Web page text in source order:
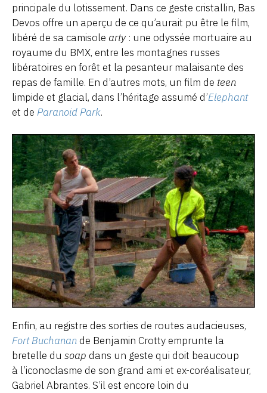
principale du lotissement. Dans ce geste cristallin, Bas
Devos offre un aperçu de ce qu’aurait pu être le film,
libéré de sa camisole arty: une odyssée mortuaire au
royaume du BMX, entre les montagnes russes
libératoires en forêt et la pesanteur malaisante des
repas de famille. En d’autres mots, un film de teen
limpide et glacial, dans l’héritage assumé d’Elephant
et de Paranoid Park.
Enfin, au registre des sorties de routes audacieuses,
Fort Buchanan de Benjamin Crotty emprunte la
bretelle du soap dans un geste qui doit beaucoup
à l’iconoclasme de son grand ami et ex-coréalisateur,
Gabriel Abrantes. S’il est encore loin du